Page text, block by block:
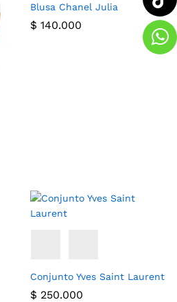
Blusa Chanel Julia
$ 140.000
Conjunto Yves Saint Laurent
$ 250.000